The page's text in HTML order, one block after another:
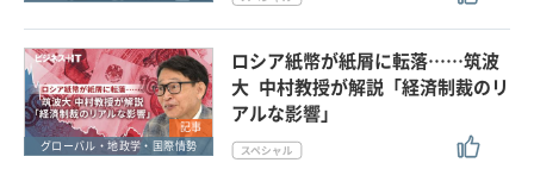
記事
グローバル・地政学・国際情勢
ロシア紙幣が紙屑に転落……筑波
大 中村教授が解説「経済制裁のリ
アルな影響」